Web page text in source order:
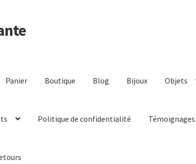
Panier Boutique Blog Bijoux Objets
Politique de confidentialité Témoignages